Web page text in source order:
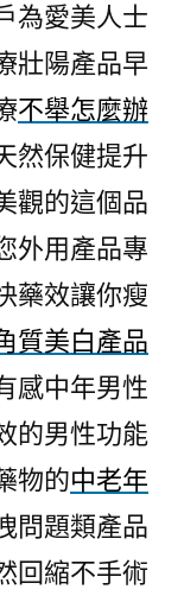
為愛美人士
壯陽產品早
不舉怎麼辦
然保健提升
觀的這個品
外用產品專
藥效讓你瘦
質美白產品
感中年男性
的男性功能
物的中老年
問題類產品
回縮不手術